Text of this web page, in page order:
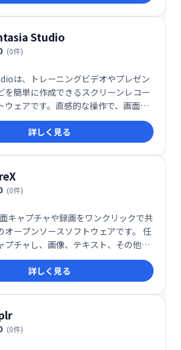
Studio
(0件)
は、トレーニングビデオやプレゼン
を簡単に作成できるスクリーンレコー
ウェアです。直感的な操作で、画面の
スライド、カメラ映像などを高画質で
す。完成した動画は、YouTubeなど
ウェブサイトで手軽に共有可能です。
ナルな動画制作を、簡単に実現しまし
詳しく見る
(0件)
キャプチャや録画をワンクリックで共
オープンソースソフトウェアです。 任
プチャし、画像、テキスト、その他フ
以上のサービスにアップロード可能で
な画面共有ツールとして、作業効率
ます。
詳しく見る
(0件)